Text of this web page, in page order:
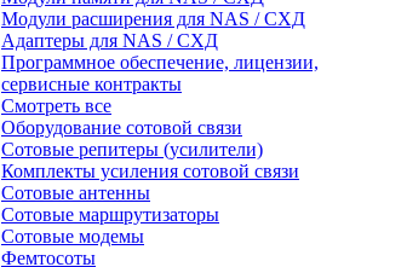
Модули расширения для NAS / СХД
Адаптеры для NAS / СХД
Программное обеспечение, лицензии,
сервисные контракты
Смотреть все
Оборудование сотовой связи
Сотовые репитеры (усилители)
Комплекты усиления сотовой связи
Сотовые антенны
Сотовые маршрутизаторы
Сотовые модемы
Фемтосоты